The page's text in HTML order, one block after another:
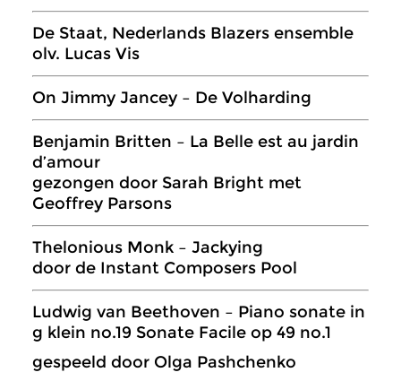
De Staat, Nederlands Blazers ensemble
olv. Lucas Vis
On Jimmy Jancey – De Volharding
Benjamin Britten – La Belle est au jardin
d’amour
gezongen door Sarah Bright met
Geoffrey Parsons
Thelonious Monk – Jackying
door de Instant Composers Pool
Ludwig van Beethoven – Piano sonate in
g klein no.19 Sonate Facile op 49 no.1
gespeeld door Olga Pashchenko